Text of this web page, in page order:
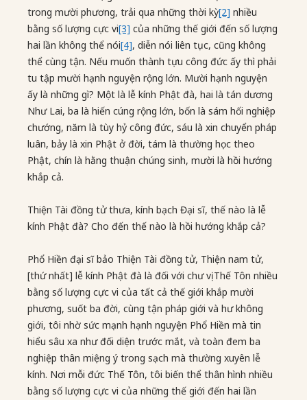
trong mười phương, trải qua những thời kỳ[2] nhiều
bằng số lượng cực vi[3] của những thế giới đến số lượng
hai lần không thể nói[4], diễn nói liên tục, cũng không
thể cùng tận. Nếu muốn thành tựu công đức ấy thì phải
tu tập mười hạnh nguyện rộng lớn. Mười hạnh nguyện
ấy là những gì? Một là lễ kính Phật đà, hai là tán dương
Như Lai, ba là hiến cúng rộng lớn, bốn là sám hối nghiệp
chướng, năm là tùy hỷ công đức, sáu là xin chuyển pháp
luân, bảy là xin Phật ở đời, tám là thường học theo
Phật, chín là hằng thuận chúng sinh, mười là hồi hướng
khắp cả.
Thiện Tài đồng tử thưa, kính bạch Đại sĩ, thế nào là lễ
kính Phật đà? Cho đến thế nào là hồi hướng khắp cả?
Phổ Hiền đại sĩ bảo Thiện Tài đồng tử, Thiện nam tử,
[thứ nhất] lễ kính Phật đà là đối với chư vị Thế Tôn nhiều
bằng số lượng cực vi của tất cả thế giới khắp mười
phương, suốt ba đời, cùng tận pháp giới và hư không
giới, tôi nhờ sức mạnh hạnh nguyện Phổ Hiền mà tin
hiểu sâu xa như đối diện trước mắt, và toàn đem ba
nghiệp thân miệng ý trong sạch mà thường xuyên lễ
kính. Nơi mỗi đức Thế Tôn, tôi biến thể thân hình nhiều
bằng số lượng cực vi của những thế giới đến hai lần